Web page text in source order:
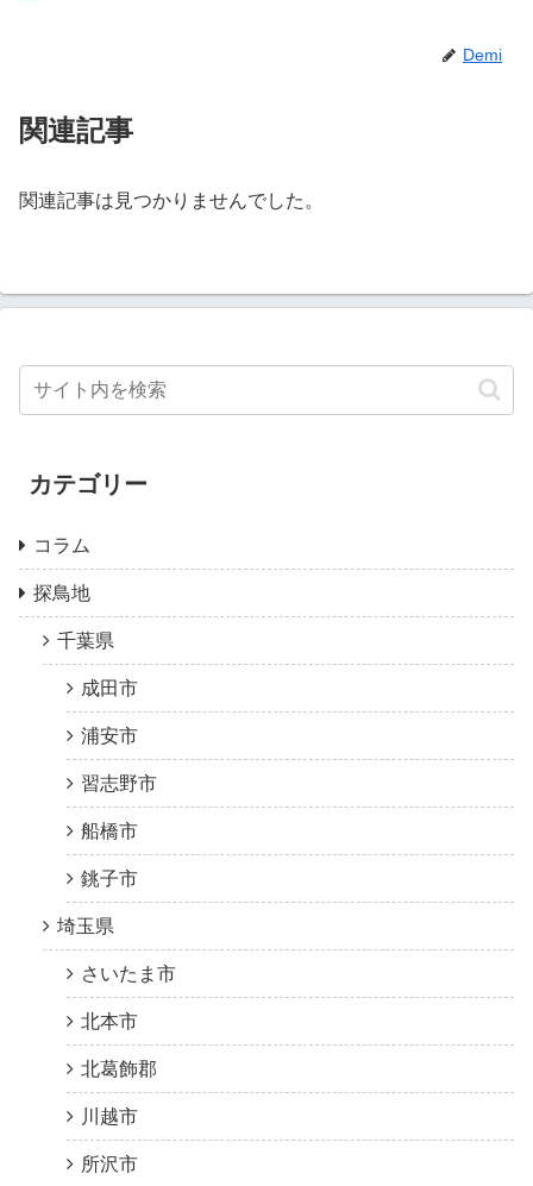
Demi
関連記事
関連記事は見つかりませんでした。
カテゴリー
コラム
探鳥地
千葉県
成田市
浦安市
習志野市
船橋市
銚子市
埼玉県
さいたま市
北本市
北葛飾郡
川越市
所沢市